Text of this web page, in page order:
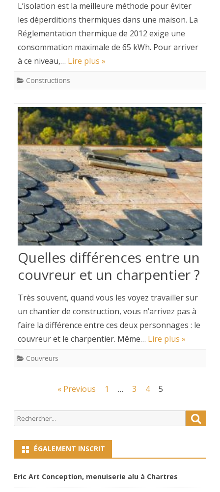
L’isolation est la meilleure méthode pour éviter
les déperditions thermiques dans une maison. La
Réglementation thermique de 2012 exige une
consommation maximale de 65 kWh. Pour arriver
à ce niveau,… Lire plus »
Constructions
Quelles différences entre un
couvreur et un charpentier ?
Très souvent, quand vous les voyez travailler sur
un chantier de construction, vous n’arrivez pas à
faire la différence entre ces deux personnages : le
couvreur et le charpentier. Même… Lire plus »
Couvreurs
articles
« Previous 1 … 3 4 5
Search
for:
ÉGALEMENT INSCRIT
Eric Art Conception, menuiserie alu à Chartres